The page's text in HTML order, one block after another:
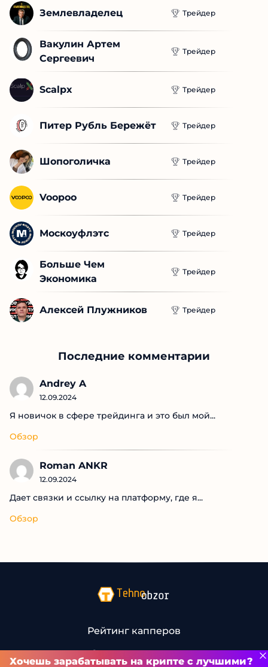
Землевладелец Трейдер
Вакулин Артем
Сергеевич
Трейдер
Scalpx Трейдер
Питер Рубль Бережёт Трейдер
Шопоголичка Трейдер
Voopoo Трейдер
Москоуфлэтс Трейдер
Больше Чем
Экономика
Трейдер
Алексей Плужников Трейдер
Последние комментарии
Andrey A
12.09.2024
Я новичок в сфере трейдинга и это был мой...
Обзор
Roman ANKR
12.09.2024
Дает связки и ссылку на платформу, где я...
Обзор
Рейтинг капперов
Связаться с нами
Хочешь зарабатывать на крипте с лучшими?